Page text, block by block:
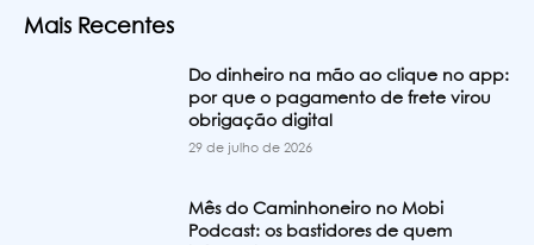
Mais Recentes
Do dinheiro na mão ao clique no app:
por que o pagamento de frete virou
obrigação digital
29 de julho de 2026
Mês do Caminhoneiro no Mobi
Podcast: os bastidores de quem